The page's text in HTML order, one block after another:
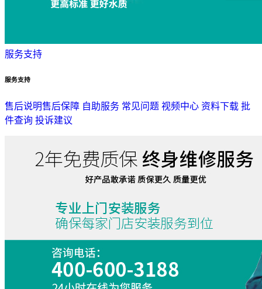
服务支持
服务支持
售后说明售后保障 自助服务 常见问题 视频中心 资料下载 批
件查询 投诉建议